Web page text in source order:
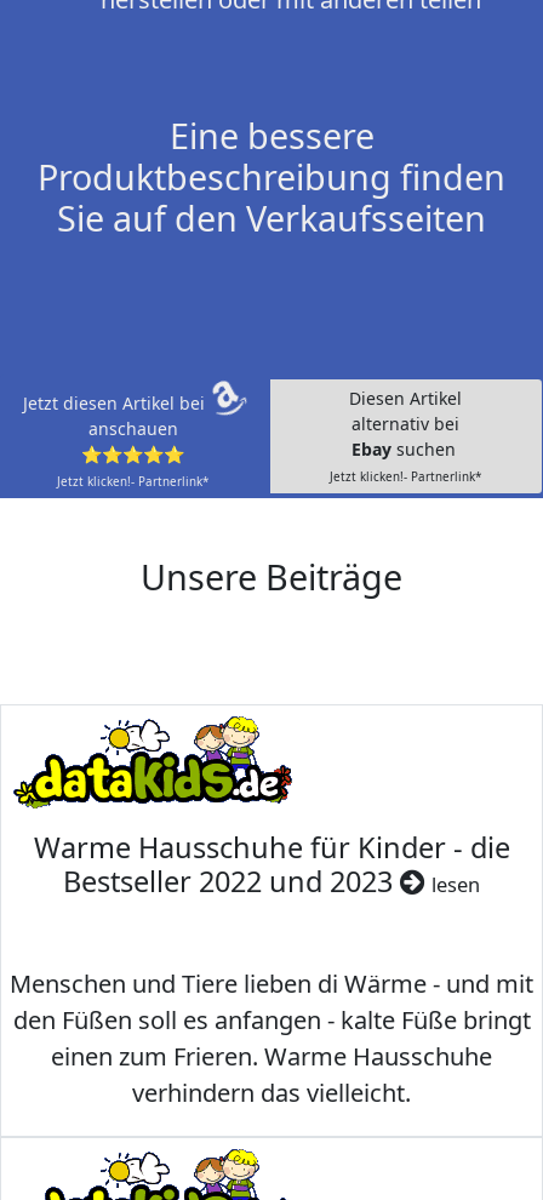
Eine bessere
Produktbeschreibung finden
Sie auf den Verkaufsseiten
Jetzt diesen Artikel bei
anschauen
⭐⭐⭐⭐⭐
Jetzt klicken!- Partnerlink*
Diesen Artikel
alternativ bei
Ebay suchen
Jetzt klicken!- Partnerlink*
Unsere Beiträge
Warme Hausschuhe für Kinder - die
Bestseller 2022 und 2023
lesen
Menschen und Tiere lieben di Wärme - und mit
den Füßen soll es anfangen - kalte Füße bringt
einen zum Frieren. Warme Hausschuhe
verhindern das vielleicht.